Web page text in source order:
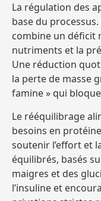
La régulation des
base du processus.
combine un déficit
nutriments et la
Une réduction
la perte de masse
famine » qui
Le rééquilibrage
besoins en
soutenir l’effort et
équilibrés, basés
maigres et des
l’insuline et